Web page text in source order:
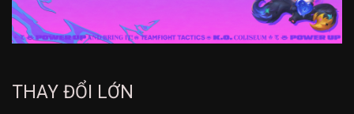
THAY ĐỔI LỚN